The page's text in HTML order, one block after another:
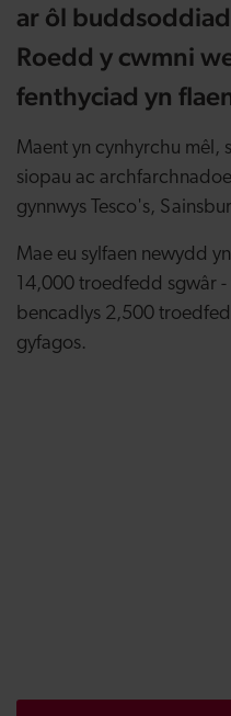
ar ôl
Roedd y cwmni
fenthyciad yn
Maent yn cynhyrchu mêl,
siopau ac
gynnwys Tesco's,
Mae eu sylfaen newydd
14,000 troedfedd sgwâr
bencadlys 2,500
gyfagos.